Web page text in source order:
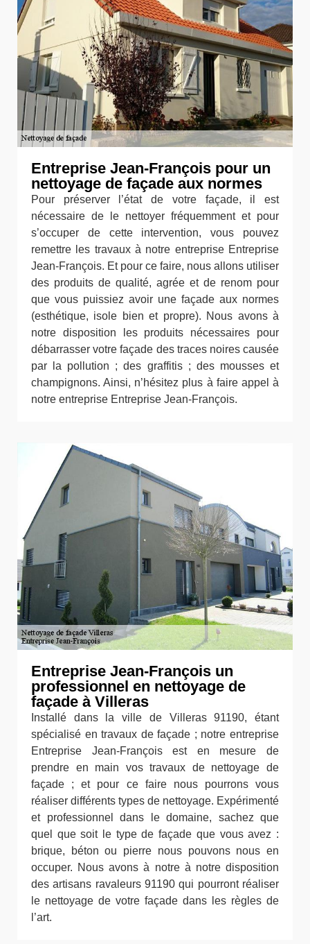
Entreprise Jean-François pour un
nettoyage de façade aux normes
Pour préserver l’état de votre façade, il est
nécessaire de le nettoyer fréquemment et pour
s’occuper de cette intervention, vous pouvez
remettre les travaux à notre entreprise Entreprise
Jean-François. Et pour ce faire, nous allons utiliser
des produits de qualité, agrée et de renom pour
que vous puissiez avoir une façade aux normes
(esthétique, isole bien et propre). Nous avons à
notre disposition les produits nécessaires pour
débarrasser votre façade des traces noires causée
par la pollution ; des graffitis ; des mousses et
champignons. Ainsi, n’hésitez plus à faire appel à
notre entreprise Entreprise Jean-François.
Entreprise Jean-François un
professionnel en nettoyage de
façade à Villeras
Installé dans la ville de Villeras 91190, étant
spécialisé en travaux de façade ; notre entreprise
Entreprise Jean-François est en mesure de
prendre en main vos travaux de nettoyage de
façade ; et pour ce faire nous pourrons vous
réaliser différents types de nettoyage. Expérimenté
et professionnel dans le domaine, sachez que
quel que soit le type de façade que vous avez :
brique, béton ou pierre nous pouvons nous en
occuper. Nous avons à notre à notre disposition
des artisans ravaleurs 91190 qui pourront réaliser
le nettoyage de votre façade dans les règles de
l’art.